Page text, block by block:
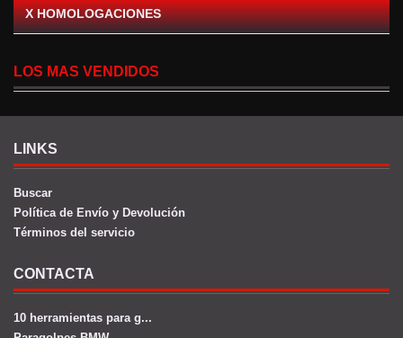
X HOMOLOGACIONES
LOS MAS VENDIDOS
LINKS
Buscar
Política de Envío y Devolución
Términos del servicio
CONTACTA
10 herramientas para g...